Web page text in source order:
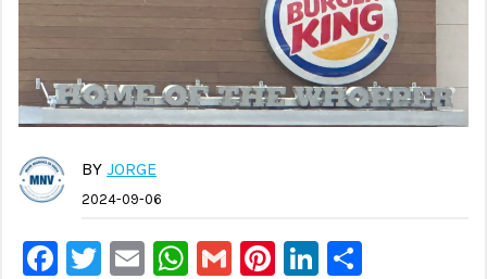
BY JORGE
2024-09-06
Facebook
Twitter
EmailWhatsApp
GmailPinterest
LinkedIn